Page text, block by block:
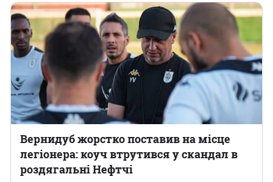
Вернидуб жорстко поставив на місце
легіонера: коуч втрутився у скандал в
роздягальні Нефтчі